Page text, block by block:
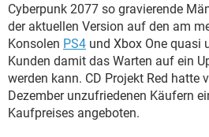
Cyberpunk 2077 so gravierende
der aktuellen Version auf den am
Konsolen PS4 und Xbox One quasi
Kunden damit das Warten auf ein
werden kann. CD Projekt Red hatte
Dezember unzufriedenen Käufern
Kaufpreises angeboten.